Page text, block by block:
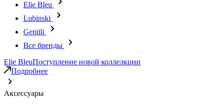
Elie Bleu
Lubinski
Gentili
Все бренды
Elie BleuПоступление новой коллелкции
Подробнее
Аксессуары